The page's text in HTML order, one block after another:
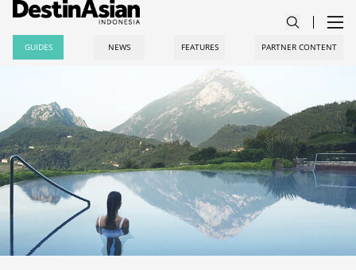
GUIDES NEWS FEATURES PARTNER CONTENT